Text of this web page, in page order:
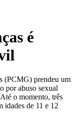
é
(PCMG) prendeu um
por abuso sexual
o momento, três
idades de 11 e 12